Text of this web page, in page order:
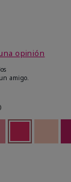
4,8 de 5
opinión
amigo.
of stock
seleccionado
Out of stock